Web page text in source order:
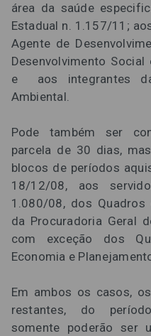
área da saúde
Estadual n. 1.157/11;
Agente de
Desenvolvimento
e aos integrantes
Ambiental.
Pode também ser
parcela de 30 dias,
blocos de períodos
18/12/08, aos
1.080/08, dos Quadros
da Procuradoria Geral
com exceção dos
Economia e
Em ambos os casos,
restantes, do
somente poderão ser